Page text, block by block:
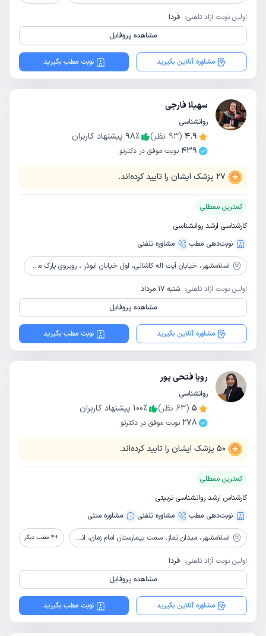
اولین نوبت آزاد تلفنی: فردا
مشاهده پروفایل
مشاوره آنلاین بگیرید نوبت مطب بگیرید
سهیلا فارجی
روانشناسی
4.9
(
93 نظر) 98٪
پیشنهاد کاربران
439 نوبت موفق در دکترتو
27 پزشک ایشان را تایید کرده‌اند.
کمترین معطلی
کارشناسی ارشد روانشناسی
نوبت‌دهی مطب
مشاوره‌ تلفنی
اسلامشهر، خیابان آیت اله کاشانی، اول خیابان ابوذر ، روبروی پارک مطهری، پلاک 12، مرکز مشاوره و پزشکی ژینوس
اولین نوبت آزاد تلفنی: شنبه 17 مرداد
مشاهده پروفایل
مشاوره آنلاین بگیرید نوبت مطب بگیرید
رویا فتحی پور
روانشناسی
5
(
63 نظر) 100٪
پیشنهاد کاربران
278 نوبت موفق در دکترتو
50 پزشک ایشان را تایید کرده‌اند.
کمترین معطلی
کارشناس ارشد روانشناسی تربیتی
نوبت‌دهی مطب
مشاوره‌ تلفنی مشاوره‌ متنی
اسلامشهر، میدان نماز، سمت بیمارستان امام زمان، انتهای کوچه مدافعان سلامت سوم، جنب عمارت مجد، ساختمان کیان، طبقه 1، واحد2، مرکز مشاوره سجاد +
4 مطب دیگر
اولین نوبت آزاد تلفنی: فردا
مشاهده پروفایل
مشاوره آنلاین بگیرید نوبت مطب بگیرید